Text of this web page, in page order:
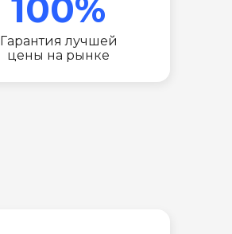
100%
Гарантия лучшей
цены на рынке